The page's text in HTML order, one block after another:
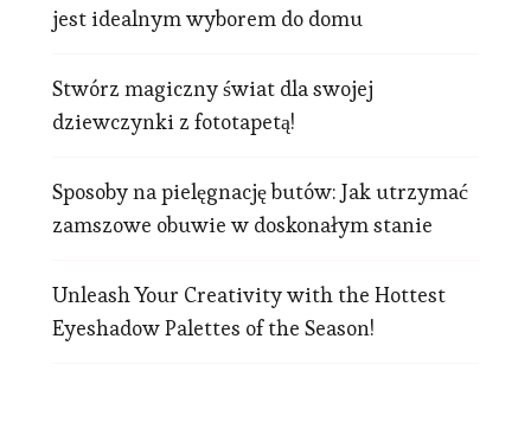
jest idealnym wyborem do domu
Stwórz magiczny świat dla swojej
dziewczynki z fototapetą!
Sposoby na pielęgnację butów: Jak utrzymać
zamszowe obuwie w doskonałym stanie
Unleash Your Creativity with the Hottest
Eyeshadow Palettes of the Season!